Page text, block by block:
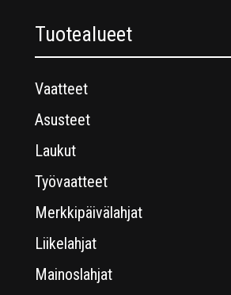
Tuotealueet
Vaatteet
Asusteet
Laukut
Työvaatteet
Merkkipäivälahjat
Liikelahjat
Mainoslahjat